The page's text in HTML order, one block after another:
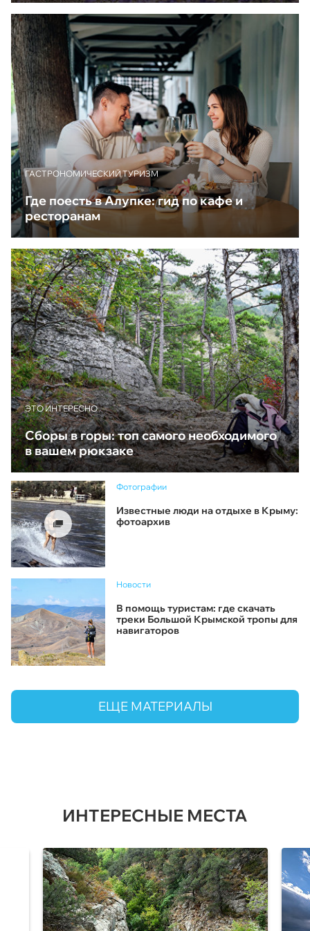
ГАСТРОНОМИЧЕСКИЙ ТУРИЗМ
Где поесть в Алупке: гид по кафе и
ресторанам
ЭТО ИНТЕРЕСНО
Сборы в горы: топ самого необходимого
в вашем рюкзаке
Фотографии
Известные люди на отдыхе в Крыму:
фотоархив
Новости
В помощь туристам: где скачать
треки Большой Крымской тропы для
навигаторов
ЕЩЕ МАТЕРИАЛЫ
ИНТЕРЕСНЫЕ МЕСТА